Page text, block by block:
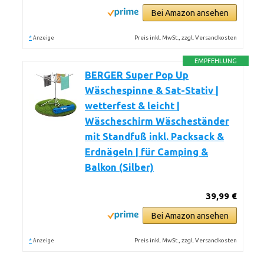
Bei Amazon ansehen
* Anzeige Preis inkl. MwSt., zzgl. Versandkosten
EMPFEHLUNG
BERGER Super Pop Up
Wäschespinne & Sat-Stativ |
wetterfest & leicht |
Wäscheschirm Wäscheständer
mit Standfuß inkl. Packsack &
Erdnägeln | für Camping &
Balkon (Silber)
39,99 €
Bei Amazon ansehen
* Anzeige Preis inkl. MwSt., zzgl. Versandkosten